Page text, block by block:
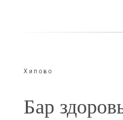
Хилово
Бар